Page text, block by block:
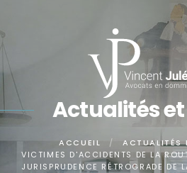
Panneau de gestion des cookies
Actualités
ACCUEIL
ACTUALITÉS
VICTIMES D'ACCIDENTS DE LA
JURISPRUDENCE RÉTROGRADE DE